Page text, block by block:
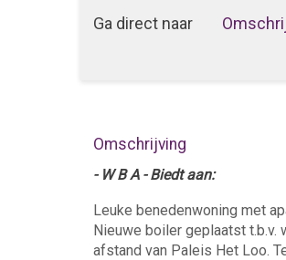
Ga direct naar
Omschrijving
- W B A - Biedt aan:
Leuke benedenwoning met
Nieuwe boiler geplaatst t.b.v.
afstand van Paleis Het Loo.